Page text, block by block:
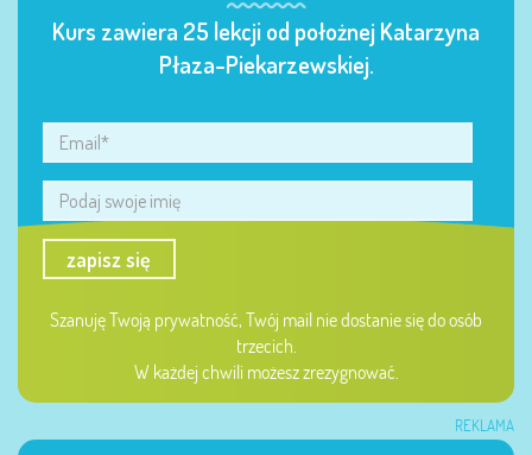
Kurs zawiera 25 lekcji od położnej Katarzyna
Płaza-Piekarzewskiej.
zapisz się
Szanuję Twoją prywatność, Twój mail nie dostanie się do osób
trzecich.
W każdej chwili możesz zrezygnować.
REKLAMA